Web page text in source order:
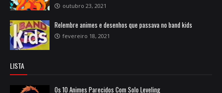
outubro 23, 2021
Relembre animes e desenhos que passava no band kids
fevereiro 18, 2021
LISTA
Os 10 Animes Parecidos Com Solo Leveling